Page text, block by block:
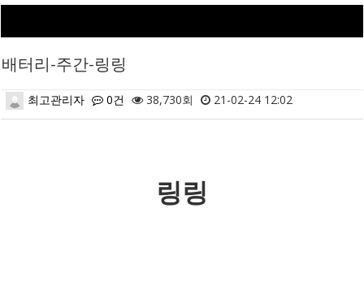
배터리-주간-링링
최고관리자 0건 38,730회 21-02-24 12:02
링링